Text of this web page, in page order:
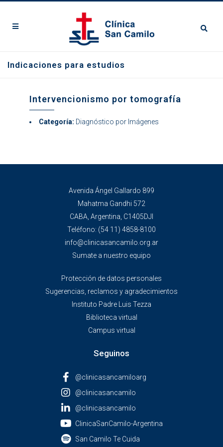
Indicaciones para estudios
Intervencionismo por tomografía
Categoría: Diagnóstico por Imágenes
Avenida Ángel Gallardo 899
Mahatma Gandhi 572
CABA, Argentina, C1405DJI
Teléfono: (54 11) 4858-8100
info@clinicasancamilo.org.ar
Sumate a nuestro equipo
Protección de datos personales
Sugerencias, reclamos y agradecimientos
Instituto Padre Luis Tezza
Biblioteca virtual
Campus virtual
Seguinos
@clinicasancamiloarg
@clinicasancamilo
@clinicasancamilo
ClinicaSanCamilo-Argentina
San Camilo Te Cuida